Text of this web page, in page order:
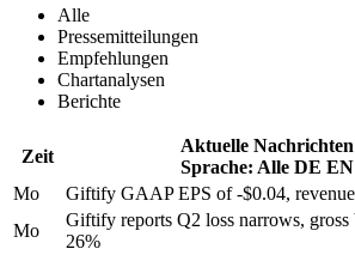
Alle
Pressemitteilungen
Empfehlungen
Chartanalysen
Berichte
Zeit
Aktuelle Nachrichten
Sprache: Alle DE EN
Mo
Giftify GAAP EPS of -$0.04,
Mo
Giftify reports Q2 loss narrows,
26%